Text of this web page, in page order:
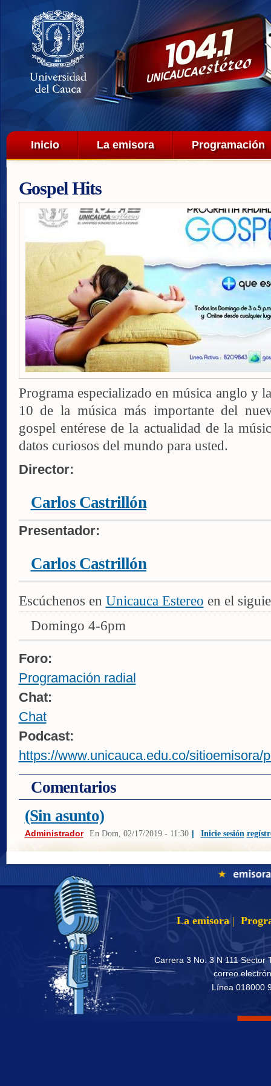
Menú principal
Inicio La emisora Programación
Gospel Hits
Programa especializado en música anglo y
10 de la música más importante del
gospel entérese de la actualidad de la
datos curiosos del mundo para usted.
Director:
Carlos Castrillón
Presentador:
Carlos Castrillón
Escúchenos en Unicauca Estereo en el
Domingo 4-6pm
Foro:
Programación radial
Chat:
Chat
Podcast:
https://www.unicauca.edu.co/sitioemisora/
Comentarios
(Sin asunto)
Administrador En Dom, 02/17/2019 - 11:30 | Inicie sesión
La emisora |
Carrera 3 No. 3 N 111 Sector
correo
Línea 018000